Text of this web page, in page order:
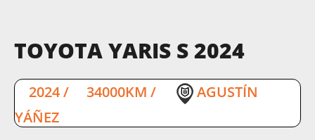
TOYOTA YARIS S 2024
2024/ 34000KM /
AGUSTÍN
YÁÑEZ